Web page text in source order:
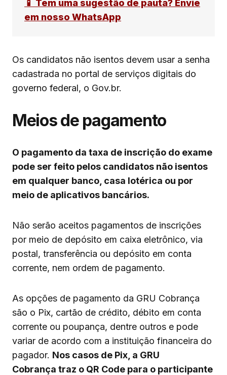
📱 Tem uma sugestão de pauta? Envie
em nosso WhatsApp
Os candidatos não isentos devem usar a senha
cadastrada no portal de serviços digitais do
governo federal, o Gov.br.
Meios de pagamento
O pagamento da taxa de inscrição do exame
pode ser feito pelos candidatos não isentos
em qualquer banco, casa lotérica ou por
meio de aplicativos bancários.
Não serão aceitos pagamentos de inscrições
por meio de depósito em caixa eletrônico, via
postal, transferência ou depósito em conta
corrente, nem ordem de pagamento.
As opções de pagamento da GRU Cobrança
são o Pix, cartão de crédito, débito em conta
corrente ou poupança, dentre outros e pode
variar de acordo com a instituição financeira do
pagador. Nos casos de Pix, a GRU
Cobrança traz o QR Code para o participante